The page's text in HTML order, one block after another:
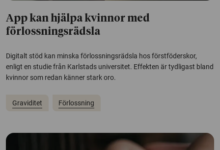
App kan hjälpa kvinnor med
förlossningsrädsla
Digitalt stöd kan minska förlossningsrädsla hos förstföderskor,
enligt en studie från Karlstads universitet. Effekten är tydligast bland
kvinnor som redan känner stark oro.
Graviditet Förlossning